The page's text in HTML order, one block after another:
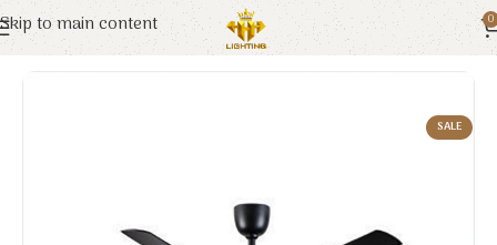
Skip to main content 0
Trang chủ Euroto Đèn Trang Trí
SALE